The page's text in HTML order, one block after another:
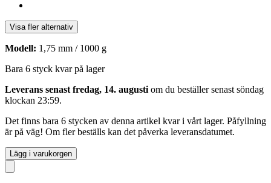
Visa fler alternativ
Modell: 1,75 mm / 1000 g
Bara 6 styck kvar på lager
Leverans senast fredag, 14. augusti om du beställer senast söndag
klockan 23:59.
Det finns bara 6 stycken av denna artikel kvar i vårt lager. Påfyllning
är på väg! Om fler beställs kan det påverka leveransdatumet.
Lägg i varukorgen